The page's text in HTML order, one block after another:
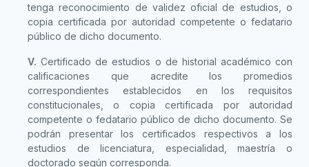
tenga reconocimiento de validez oficial de estudios, o
copia certificada por autoridad competente o fedatario
público de dicho documento.
V. Certificado de estudios o de historial académico con
calificaciones que acredite los promedios
correspondientes establecidos en los requisitos
constitucionales, o copia certificada por autoridad
competente o fedatario público de dicho documento. Se
podrán presentar los certificados respectivos a los
estudios de licenciatura, especialidad, maestría o
doctorado según corresponda.